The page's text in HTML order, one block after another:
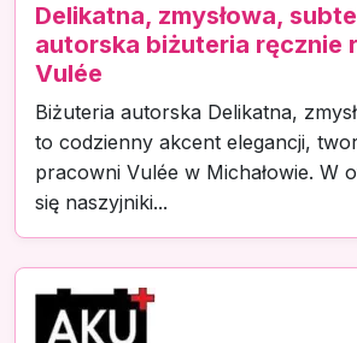
Delikatna, zmysłowa,
autorska biżuteria ręcznie
Vulée
Biżuteria autorska Delikatna,
to codzienny akcent elegancji,
pracowni Vulée w Michałowie. W
się naszyjniki...